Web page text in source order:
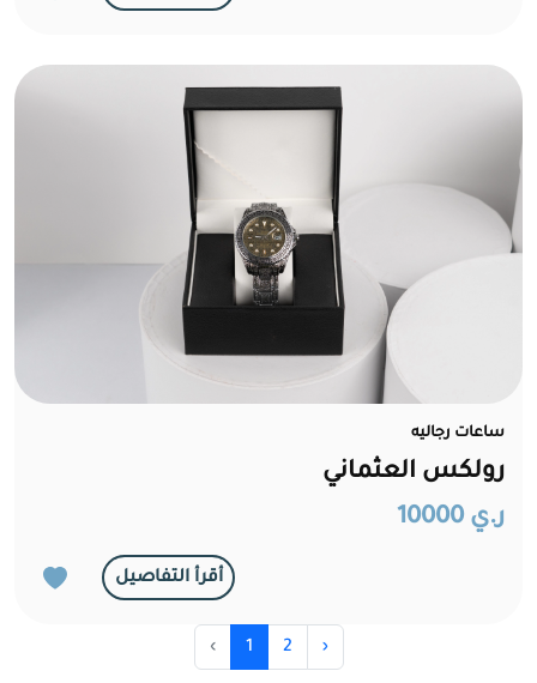
ساعات رجاليه
رولكس العثماني
ر.ي 10000
أقرأ التفاصيل
‹ 1 2 ›